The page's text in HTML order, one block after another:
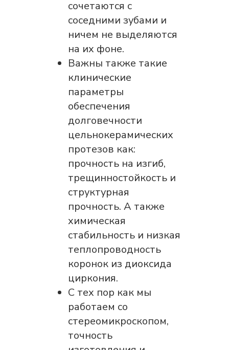
сочетаются с
соседними зубами и
ничем не выделяются
на их фоне.
Важны также такие
клинические
параметры
обеспечения
долговечности
цельнокерамических
протезов как:
прочность на изгиб,
трещинностойкость и
структурная
прочность. А также
химическая
стабильность и низкая
теплопроводность
коронок из диоксида
циркония.
С тех пор как мы
работаем со
стереомикроскопом,
точность